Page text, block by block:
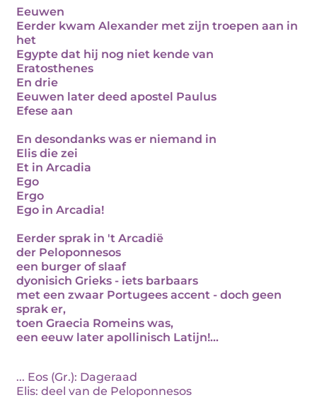
Eeuwen
Eerder kwam Alexander met zijn troepen aan in
het
Egypte dat hij nog niet kende van
Eratosthenes
En drie
Eeuwen later deed apostel Paulus
Efese aan
En desondanks was er niemand in
Elis die zei
Et in Arcadia
Ego
Ergo
Ego in Arcadia!
Eerder sprak in 't Arcadië
der Peloponnesos
een burger of slaaf
dyonisich Grieks - iets barbaars
met een zwaar Portugees accent - doch geen
sprak er,
toen Graecia Romeins was,
een eeuw later apollinisch Latijn!...
... Eos (Gr.): Dageraad
Elis: deel van de Peloponnesos